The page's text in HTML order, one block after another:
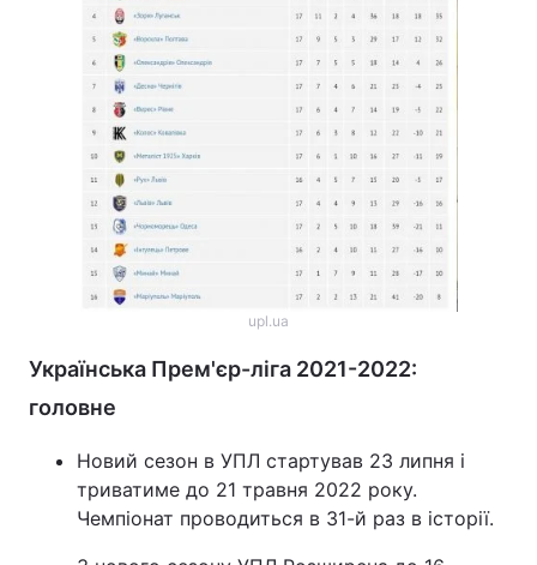
upl.ua
Українська Прем'єр-ліга 2021-2022:
головне
Новий сезон в УПЛ стартував 23 липня і
триватиме до 21 травня 2022 року.
Чемпіонат проводиться в 31-й раз в історії.